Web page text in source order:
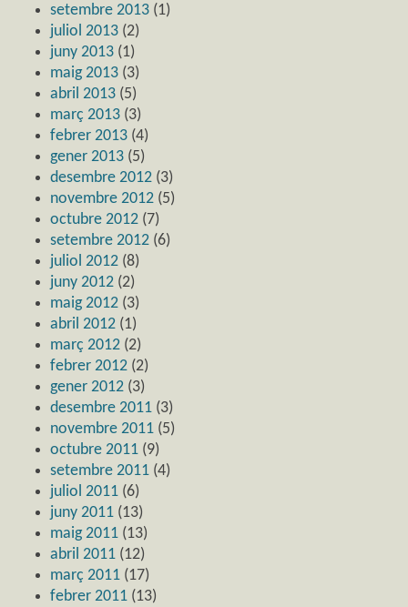
setembre 2013 (1)
juliol 2013 (2)
juny 2013 (1)
maig 2013 (3)
abril 2013 (5)
març 2013 (3)
febrer 2013 (4)
gener 2013 (5)
desembre 2012 (3)
novembre 2012 (5)
octubre 2012 (7)
setembre 2012 (6)
juliol 2012 (8)
juny 2012 (2)
maig 2012 (3)
abril 2012 (1)
març 2012 (2)
febrer 2012 (2)
gener 2012 (3)
desembre 2011 (3)
novembre 2011 (5)
octubre 2011 (9)
setembre 2011 (4)
juliol 2011 (6)
juny 2011 (13)
maig 2011 (13)
abril 2011 (12)
març 2011 (17)
febrer 2011 (13)